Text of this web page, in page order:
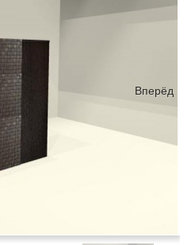
Вперёд